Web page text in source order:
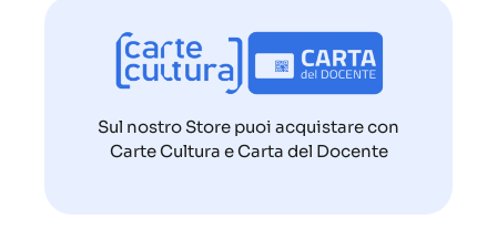
Sul nostro Store puoi acquistare con
Carte Cultura e Carta del Docente